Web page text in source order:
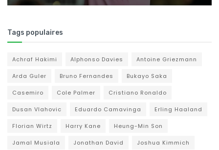
Tags populaires
Achraf Hakimi Alphonso Davies Antoine Griezmann
Arda Guler Bruno Fernandes Bukayo Saka
Casemiro Cole Palmer Cristiano Ronaldo
Dusan Vlahovic Eduardo Camavinga Erling Haaland
Florian Wirtz Harry Kane Heung-Min Son
Jamal Musiala Jonathan David Joshua Kimmich